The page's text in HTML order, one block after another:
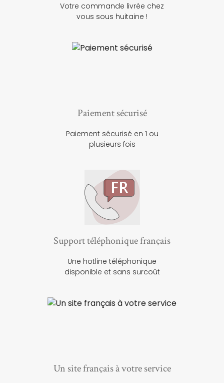
Votre commande livrée chez
vous sous huitaine !
Paiement sécurisé
Paiement sécurisé en 1 ou
plusieurs fois
Support téléphonique français
Une hotline téléphonique
disponible et sans surcoût
Un site français à votre service